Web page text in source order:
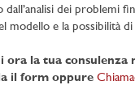
dall’analisi dei problemi
modello e la possibilità
ora la tua
il form oppure